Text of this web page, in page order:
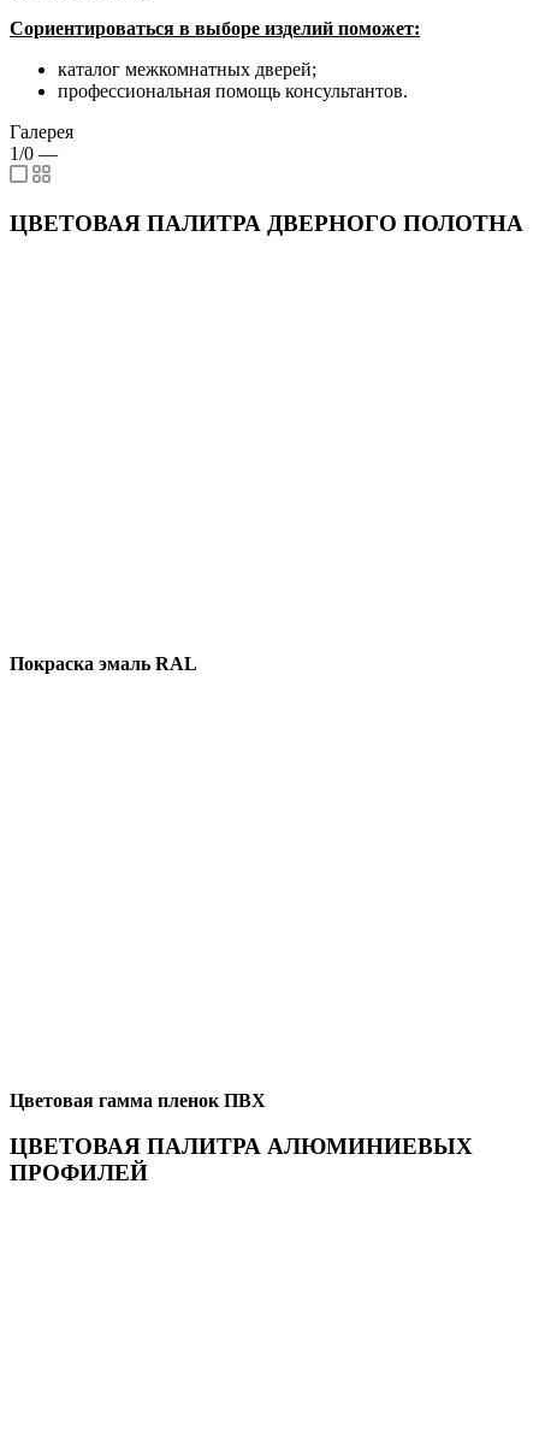
Сориентироваться в выборе изделий поможет:
каталог межкомнатных дверей;
профессиональная помощь консультантов.
Галерея
1/0 —
ЦВЕТОВАЯ ПАЛИТРА ДВЕРНОГО ПОЛОТНА
Покраска эмаль RAL
Цветовая гамма пленок ПВХ
ЦВЕТОВАЯ ПАЛИТРА АЛЮМИНИЕВЫХ
ПРОФИЛЕЙ